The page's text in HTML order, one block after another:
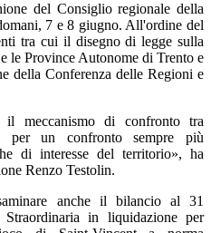
del Consiglio regionale della
7 e 8 giugno. All'ordine del
tra cui il disegno di legge sulla
le Province Autonome di Trento e
della Conferenza delle Regioni e
il meccanismo di confronto tra
per un confronto sempre più
di interesse del territorio», ha
Renzo Testolin.
anche il bilancio al 31
in liquidazione per